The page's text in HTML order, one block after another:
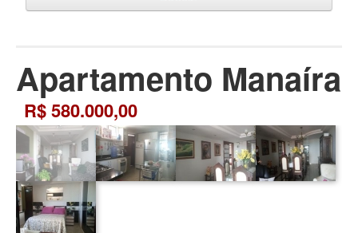
Apartamento Manaíra
R$ 580.000,00